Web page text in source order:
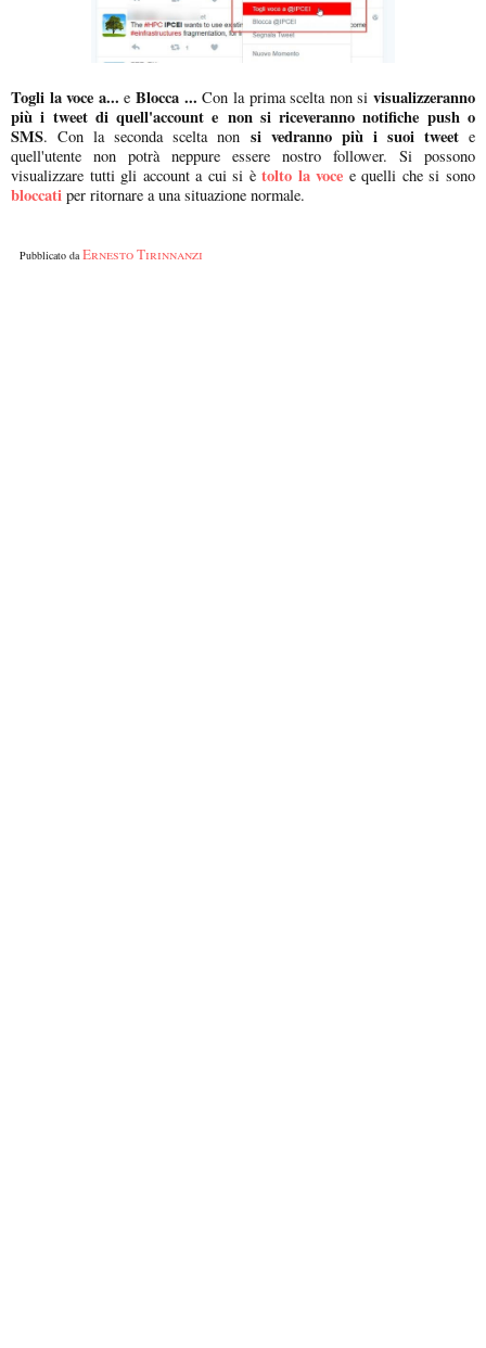
Togli la voce a... eBlocca ... Con la prima scelta non si visualizzeranno
più i tweet di quell'account e non si riceveranno notifiche push o
SMS. Con la seconda scelta non si vedranno più i suoi tweete
quell'utente non potrà neppure essere nostro follower. Si possono
visualizzare tutti gli account a cui si ètolto la voce e quelli che si sono
bloccati per ritornare a una situazione normale.
Pubblicato daErnesto Tirinnanzi